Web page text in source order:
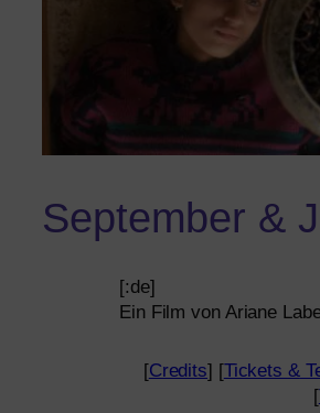
September &
[:de]
Ein Film von Ariane
[Credits] [Tickets &
[